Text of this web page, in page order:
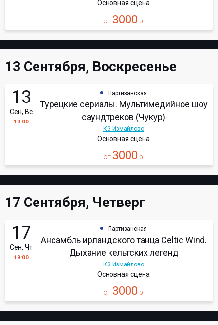
Основная сцена
от 3000 р.
13 Сентября, Воскресенье
13
Сен, Вс
19:00
Партизанская
Турецкие сериалы. Мультимедийное шоу
саундтреков (Чукур)
КЗ Измайлово
Основная сцена
от 3000 р.
17 Сентября, Четверг
17
Сен, Чт
19:00
Партизанская
Ансамбль ирландского танца Celtic Wind.
Дыхание кельтских легенд
КЗ Измайлово
Основная сцена
от 3000 р.